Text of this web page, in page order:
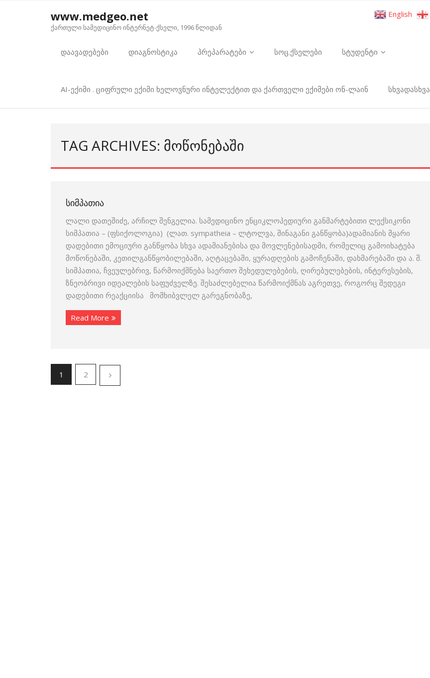
www.medgeo.net
ქართული სამედიცინო ინტერნეტ-ქსელი, 1996 წლიდან
დაავადებები დიაგნოსტიკა პრეპარატები სოც.ქსელები სტუდენტი
AI-ექიმი . ციფრული ექიმი ხელოვნური ინტელექტით და ქართველი ექიმები ონ-ლაინ სხვადასხვა
TAG ARCHIVES: ᲛᲝᲬᲝᲜᲔᲑᲐᲨᲘ
ᲡᲘᲛᲞᲐᲗᲘᲐ
ლალი დათეშიძე, არჩილ შენგელია. სამედიცინო ენციკლოპედიური განმარტებითი ლექსიკონი
სიმპათია – (ფსიქოლოგია) (ლათ. sympatheia – ლტოლვა, შინაგანი განწყობა)ადამიანის მყარი
დადებითი ემოციური განწყობა სხვა ადამიანებისა და მოვლენებისადმი, რომელიც გამოიხატება
მოწონებაში, კეთილგანწყობილებაში, აღტაცებაში, ყურადღების გამოჩენაში, დახმარებაში და ა. შ.
სიმპათია, ჩვეულებრივ, წარმოიქმნება საერთო შეხედულებების, ღირებულებების, ინტერესების,
ზნეობრივი იდეალების საფუძველზე. შესაძლებელია წარმოიქმნას აგრეთვე, როგორც შედეგი
დადებითი რეაქციისა მომხიბვლელ გარეგნობაზე,
Read More
1 2
English